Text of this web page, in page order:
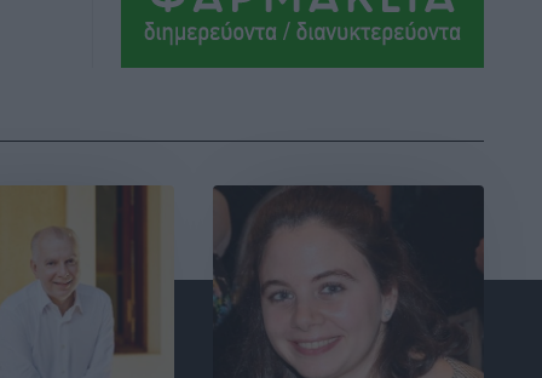
αντιδιαβρωτικών έργων και την άμεση
ενίσχυση αγροτών και κτηνοτρόφων
Τοπικές Ειδήσεις• πριν 2 ώρες
Θεσμοθετείται από σήμερα το
νέο Ειδικό Χωροταξικό Πλαίσιο για τον
Τουρισμό με κοινή υπουργική
απόφαση